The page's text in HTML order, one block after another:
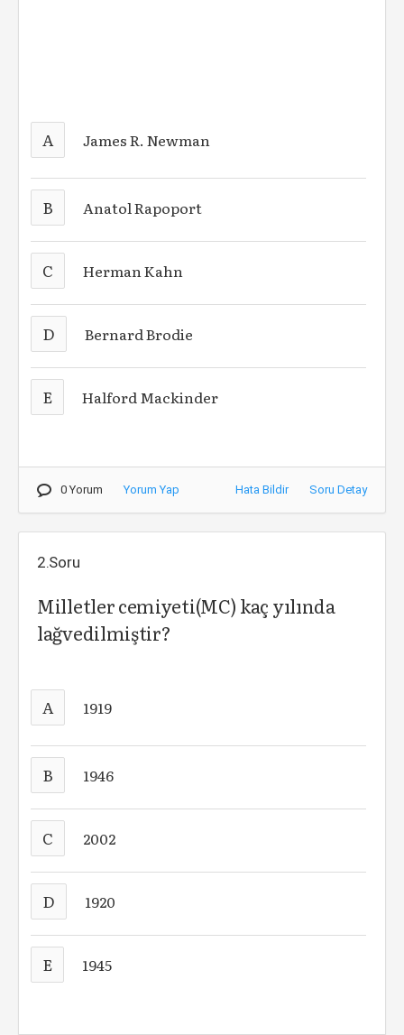
A James R. Newman
B Anatol Rapoport
C Herman Kahn
D Bernard Brodie
E Halford Mackinder
0 Yorum Yorum Yap Hata Bildir Soru Detay
2.Soru
Milletler cemiyeti(MC) kaç yılında
lağvedilmiştir?
A 1919
B 1946
C 2002
D 1920
E 1945